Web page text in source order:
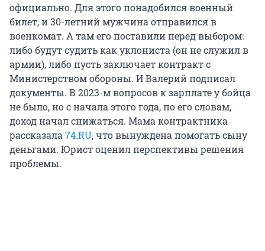
официально. Для этого понадобился военный
билет, и 30-летний мужчина отправился в
военкомат. А там его поставили перед выбором:
либо будут судить как уклониста (он не служил в
армии), либо пусть заключает контракт с
Министерством обороны. И Валерий подписал
документы. В 2023-м вопросов к зарплате у бойца
не было, но с начала этого года, по его словам,
доход начал снижаться. Мама контрактника
рассказала 74.RU, что вынуждена помогать сыну
деньгами. Юрист оценил перспективы решения
проблемы.